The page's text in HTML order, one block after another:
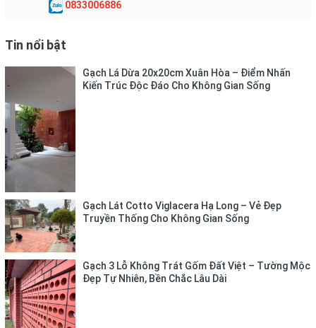
0833006886
Tin nổi bật
Gạch Lá Dừa 20x20cm Xuân Hòa – Điểm Nhấn
Kiến Trúc Độc Đáo Cho Không Gian Sống
Gạch Lát Cotto Viglacera Hạ Long – Vẻ Đẹp
Truyền Thống Cho Không Gian Sống
Gạch 3 Lỗ Không Trát Gốm Đất Việt – Tường Mộc
Đẹp Tự Nhiên, Bền Chắc Lâu Dài